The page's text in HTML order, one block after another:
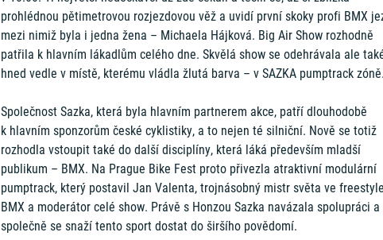
prohlédnou pětimetrovou rozjezdovou věž a uvidí první skoky profi BMX
mezi nimiž byla i jedna žena – Michaela Hájková. Big Air Show rozhodně
patřila k hlavním lákadlům celého dne. Skvělá show se odehrávala ale
hned vedle v místě, kterému vládla žlutá barva – v SAZKA pumptrack
Společnost Sazka, která byla hlavním partnerem akce, patří dlouhodobě
k hlavním sponzorům české cyklistiky, a to nejen té silniční. Nově se totiž
rozhodla vstoupit také do další disciplíny, která láká především mladší
publikum – BMX. Na Prague Bike Fest proto přivezla atraktivní modulární
pumptrack, který postavil Jan Valenta, trojnásobný mistr světa ve
BMX a moderátor celé show. Právě s Honzou Sazka navázala spolupráci a
společně se snaží tento sport dostat do širšího povědomí.